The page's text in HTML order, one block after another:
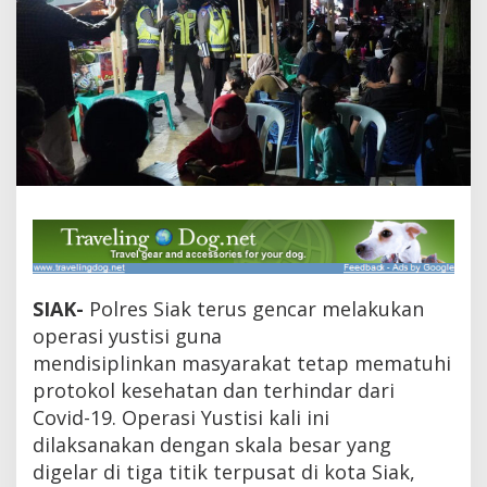
y
e
b
a
r
a
n
C
o
v
d
-
1
S
e
l
a
m
a
L
i
u
SIAK- Polres Siak terus gencar melakukan
operasi yustisi guna
mendisiplinkan masyarakat tetap mematuhi
protokol kesehatan dan terhindar dari
Covid-19. Operasi Yustisi kali ini
dilaksanakan dengan skala besar yang
digelar di tiga titik terpusat di kota Siak,